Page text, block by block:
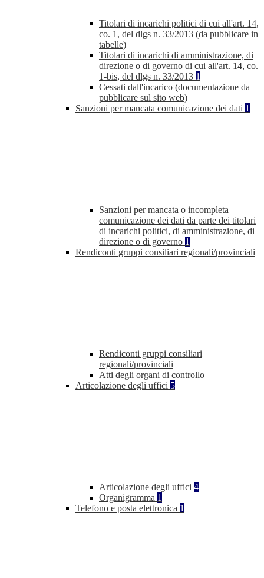
Titolari di incarichi politici di cui all'art. 14,
co. 1, del dlgs n. 33/2013 (da pubblicare in
tabelle)
Titolari di incarichi di amministrazione, di
direzione o di governo di cui all'art. 14, co.
1-bis, del dlgs n. 33/2013 1
Cessati dall'incarico (documentazione da
pubblicare sul sito web)
Sanzioni per mancata comunicazione dei dati 1
Sanzioni per mancata o incompleta
comunicazione dei dati da parte dei titolari
di incarichi politici, di amministrazione, di
direzione o di governo 1
Rendiconti gruppi consiliari regionali/provinciali
Rendiconti gruppi consiliari
regionali/provinciali
Atti degli organi di controllo
Articolazione degli uffici 5
Articolazione degli uffici 4
Organigramma 1
Telefono e posta elettronica 1